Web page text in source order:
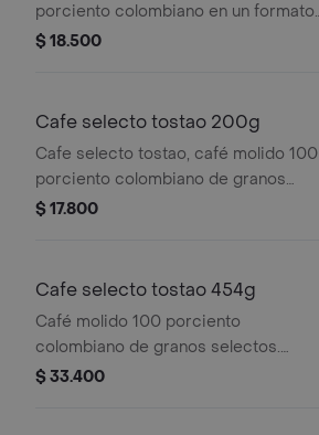
porciento colombiano en un formato
de polvo fino, ideal para una fácil y
$ 18.500
Cafe selecto tostao 200g
Cafe selecto tostao, café molido 100
porciento colombiano de granos
selectos. paquete de 200g, listo para
$ 17.800
Cafe selecto tostao 454g
Café molido 100 porciento
colombiano de granos selectos.
paquete de 454g, listo para preparar
$ 33.400